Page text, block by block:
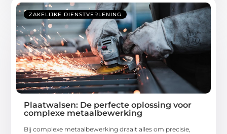
ZAKELIJKE DIENSTVERLENING
Plaatwalsen: De perfecte oplossing voor
complexe metaalbewerking
Bij complexe metaalbewerking draait alles om precisie,